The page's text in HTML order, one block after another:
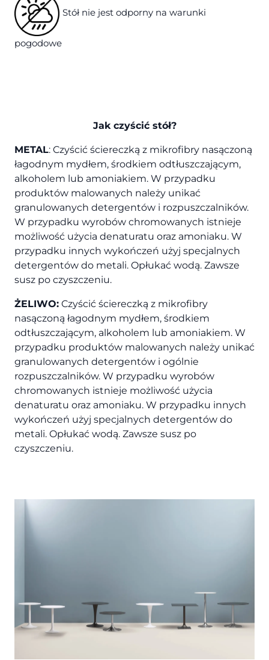
Stół nie jest odporny na warunki
pogodowe
Jak czyścić stół?
METAL: Czyścić ściereczką z mikrofibry nasączoną
łagodnym mydłem, środkiem odtłuszczającym,
alkoholem lub amoniakiem. W przypadku
produktów malowanych należy unikać
granulowanych detergentów i rozpuszczalników.
W przypadku wyrobów chromowanych istnieje
możliwość użycia denaturatu oraz amoniaku. W
przypadku innych wykończeń użyj specjalnych
detergentów do metali. Opłukać wodą. Zawsze
susz po czyszczeniu.
ŻELIWO: Czyścić ściereczką z mikrofibry
nasączoną łagodnym mydłem, środkiem
odtłuszczającym, alkoholem lub amoniakiem. W
przypadku produktów malowanych należy unikać
granulowanych detergentów i ogólnie
rozpuszczalników. W przypadku wyrobów
chromowanych istnieje możliwość użycia
denaturatu oraz amoniaku. W przypadku innych
wykończeń użyj specjalnych detergentów do
metali. Opłukać wodą. Zawsze susz po
czyszczeniu.